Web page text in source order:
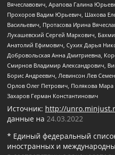
Вячеславович, Арапова Галина
Прохоров Вадим Юрьевич, Шахова
Васильевич, Протасова Ирина
Лукашевский Сергей Маркович,
Анатолий Ефимович, Сухих Дарья
Добровольская Анна Дмитриевна,
Смирнов Владимир Александрович,
Борис Андреевич, Левинсон Лев
Орлов Олег Петрович, Полякова
Захаров Герман Константинович
Источник: http://
данные на 24.03.2022
* Единый федеральный
иностранных и